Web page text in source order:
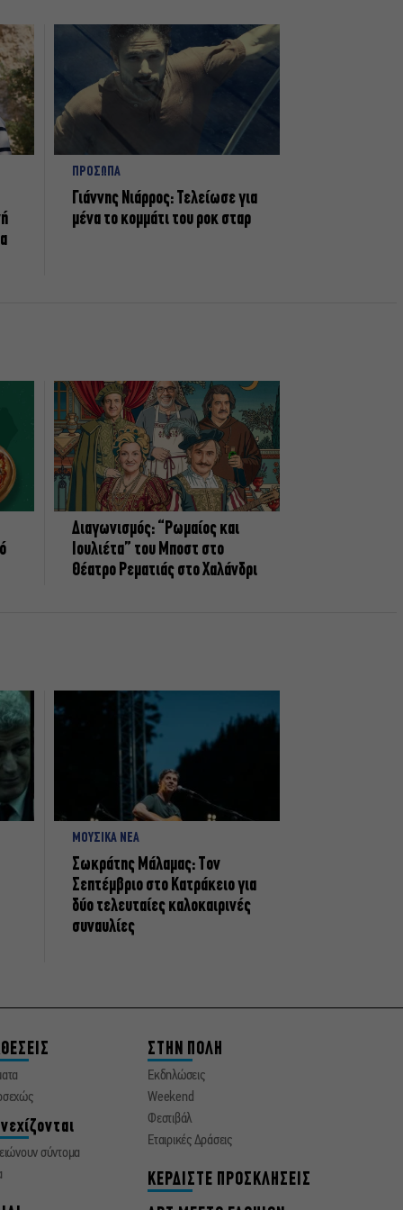
ΠΡΟΣΩΠΑ
Γιάννης Νιάρρος: Τελείωσε για
μένα το κομμάτι του ροκ σταρ
Διαγωνισμός: “Ρωμαίος και
Ιουλιέτα” του Μποστ στο
Θέατρο Ρεματιάς στο Χαλάνδρι
ΜΟΥΣΙΚΑ ΝΕΑ
Σωκράτης Μάλαμας: Τον
Σεπτέμβριο στο Κατράκειο για
δύο τελευταίες καλοκαιρινές
συναυλίες
σύντομα
ΣΤΗΝ ΠΟΛΗ
Εκδηλώσεις
Weekend
Φεστιβάλ
Εταιρικές Δράσεις
ΚΕΡΔΙΣΤΕ ΠΡΟΣΚΛΗΣΕΙΣ